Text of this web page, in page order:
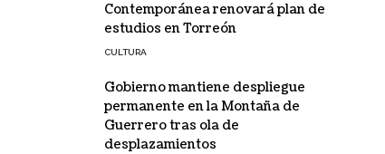
Contemporánea renovará plan de
estudios en Torreón
CULTURA
Gobierno mantiene despliegue
permanente en la Montaña de
Guerrero tras ola de
desplazamientos